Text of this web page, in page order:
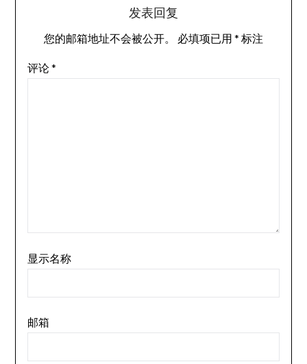
发表回复
您的邮箱地址不会被公开。 必填项已用 * 标注
评论*
显示名称
邮箱